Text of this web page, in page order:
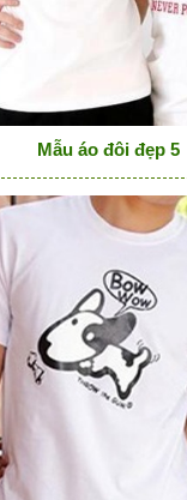
Mẫu áo đôi đẹp 5